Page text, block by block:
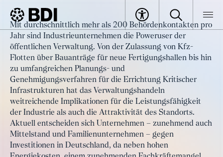
BDI Artikel
Artikel
Bürokratiearm. Digital.
Industriefokussiert. – Leitbild
öffentliche Verwaltung 2030.
Mit durchschnittlich mehr als 200 Behördenkontakten pro
Jahr sind Industrieunternehmen die Poweruser der
öffentlichen Verwaltung. Von der Zulassung von Kfz-
Flotten über Bauanträge für neue Fertigungshallen bis hin
zu umfangreichen Planungs- und
Genehmigungsverfahren für die Errichtung Kritischer
Infrastrukturen hat das Verwaltungshandeln
weitreichende Implikationen für die Leistungsfähigkeit
der Industrie als auch die Attraktivität des Standorts.
Aktuell entscheiden sich Unternehmen – zunehmend auch
Mittelstand und Familienunternehmen – gegen
Investitionen in Deutschland, da neben hohen